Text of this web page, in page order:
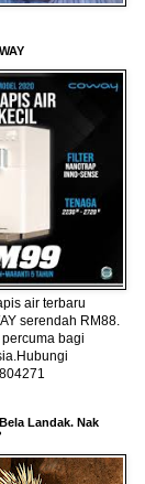
air terbaru
serendah RM88.
bagi
Landak. Nak